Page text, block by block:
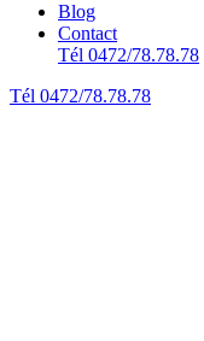
Blog
Contact
Tél 0472/78.78.78
Tél 0472/78.78.78